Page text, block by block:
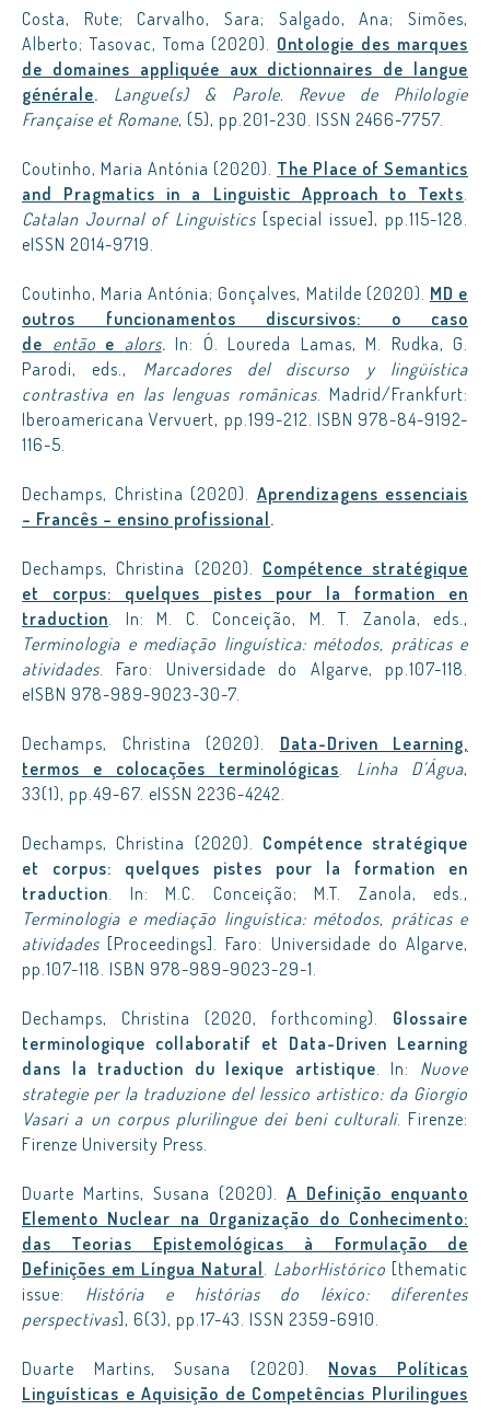
Costa, Rute; Carvalho, Sara; Salgado, Ana; Simões,
Alberto; Tasovac, Toma (2020). Ontologie des marques
de domaines appliquée aux dictionnaires de langue
générale. Langue(s) & Parole.
Revue de Philologie
Française et Romane, (5), pp.201-230. ISSN 2466-7757.
Coutinho, Maria Antónia (2020). The Place of Semantics
and Pragmatics in a Linguistic Approach to Texts.
Catalan Journal of Linguistics[special issue], pp.115-128.
eISSN 2014-9719.
Coutinho, Maria Antónia; Gonçalves, Matilde (2020). MD e
outros funcionamentos discursivos: o caso
de então e alors. In: Ó. Loureda Lamas, M. Rudka, G.
Parodi, eds., Marcadores del discurso y lingüística
contrastiva en las lenguas românicas. Madrid/Frankfurt:
Iberoamericana Vervuert, pp.199-212. ISBN 978-84-9192-
116-5.
Dechamps, Christina (2020). Aprendizagens essenciais
– Francês – ensino profissional.
Dechamps, Christina (2020). Compétence stratégique
et corpus: quelques pistes pour la formation en
traduction. In: M. C. Conceição, M. T. Zanola, eds.,
Terminologia e mediação linguística: métodos, práticas e
atividades. Faro: Universidade do Algarve, pp.107-118.
eISBN 978-989-9023-30-7.
Dechamps, Christina (2020). Data-Driven Learning,
termos e colocações terminológicas. Linha D’Água,
33(1), pp.49-67. eISSN 2236-4242.
Dechamps, Christina (2020). Compétence stratégique
et corpus: quelques pistes pour la formation en
traduction. In: M.C. Conceição; M.T. Zanola, eds.,
Terminologia e mediação linguística: métodos, práticas e
atividades [Proceedings]. Faro: Universidade do Algarve,
pp.107-118. ISBN 978-989-9023-29-1.
Dechamps, Christina (2020, forthcoming). Glossaire
terminologique collaboratif et Data-Driven Learning
dans la traduction du lexique artistique. In: Nuove
strategie per la traduzione del lessico artistico: da Giorgio
Vasari a un corpus plurilingue dei beni culturali. Firenze:
Firenze University Press.
Duarte Martins, Susana (2020). A Definição enquanto
Elemento Nuclear na Organização do Conhecimento:
das Teorias Epistemológicas à Formulação de
Definições em Língua Natural. LaborHistórico [thematic
issue: História e histórias do léxico: diferentes
perspectivas], 6(3), pp.17-43. ISSN 2359-6910.
Duarte Martins, Susana (2020). Novas Políticas
Linguísticas e Aquisição de Competências Plurilingues